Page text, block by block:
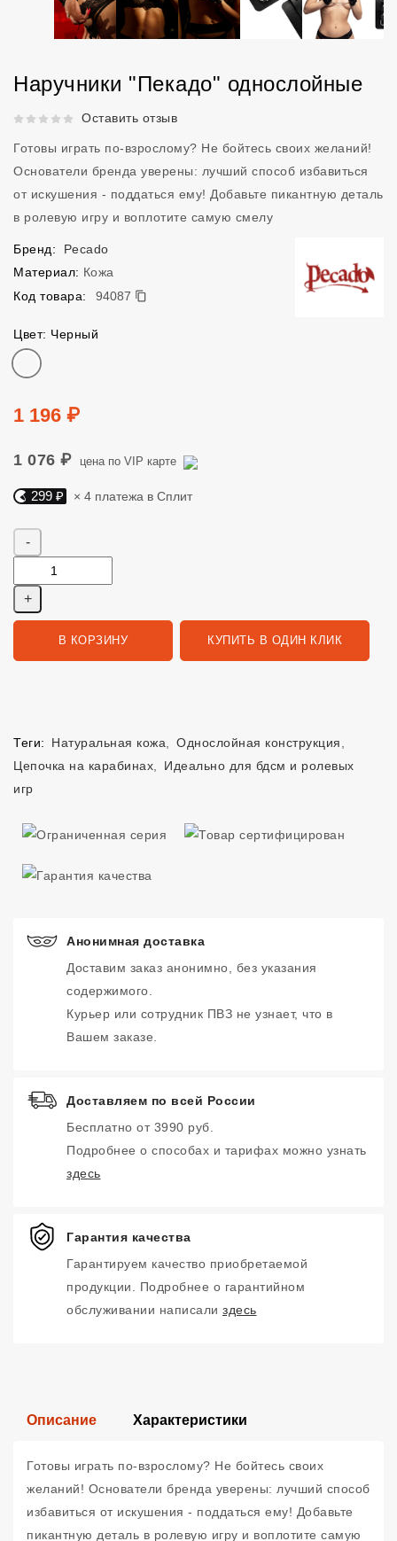
Наручники "Пекадо" однослойные
Рейтинг 5 из 5.Оставить отзыв
Готовы играть по-взрослому? Не бойтесь своих желаний!
Основатели бренда уверены: лучший способ избавиться
от искушения - поддаться ему! Добавьте пикантную деталь
в ролевую игру и воплотите самую смелу
Бренд:
Pecado
Материал: Кожа
Код товара:
94087
94087
Цвет: Черный
Цвет
Цена
1 196 ₽
1 076 ₽ цена по VIP карте
Яндекс Сплит. 299 руб, 4 платежа в Сплит
299 ₽ × 4 платежа в Сплит
В КОРЗИНУ КУПИТЬ В ОДИН КЛИК
Теги: Натуральная кожа Однослойная конструкция
Цепочка на карабинах
Идеально для бдсм и ролевых
игр
Анонимная доставка
Доставим заказ анонимно, без указания
содержимого.
Курьер или сотрудник ПВЗ не узнает, что в
Вашем заказе.
Доставляем по всей России
Бесплатно от 3990 руб.
Подробнее о способах и тарифах можно узнать
здесь
Гарантия качества
Гарантируем качество приобретаемой
продукции. Подробнее о гарантийном
обслуживании написали здесь
Описание Характеристики
Готовы играть по-взрослому? Не бойтесь своих
желаний! Основатели бренда уверены: лучший способ
избавиться от искушения - поддаться ему! Добавьте
пикантную деталь в ролевую игру и воплотите самую